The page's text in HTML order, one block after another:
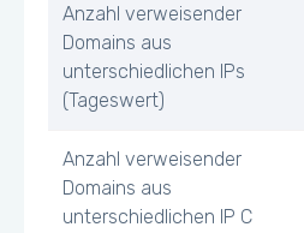
Anzahl verweisender
Domains aus
unterschiedlichen IPs
(Tageswert)
Anzahl verweisender
Domains aus
unterschiedlichen IP C